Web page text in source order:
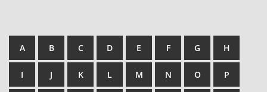
A B C D E F G H
I J K L M N O P